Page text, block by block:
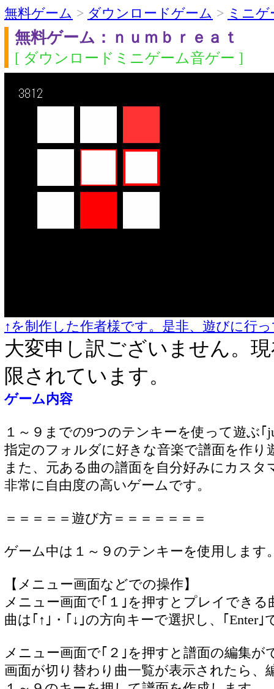
無料ゲーム > ダウンロードゲーム > ミニゲ
無料ゲーム：ｎｕｍｂｒｅａｔ
[ ダウンロードミニゲーム音ゲー ]
↑を制作した作者様です。是非、遊びに行
大変申し訳ございません。
限されています。
ゲーム内容
１～９までの9つのテンキーを使って遊ぶ｢
指定のフォルダに好きな音楽で譜面を作り
また、元ある曲の譜面を自分好みにカス
非常に自由度の高いゲームです。
＝＝＝＝＝遊び方＝＝＝＝＝＝＝
ゲーム中は１～９のテンキーを使用します
【メニュー画面などでの操作】
メニュー画面で｢１｣を押すとプレイでき
曲は｢↑｣・｢↓｣の方向キーで選択し、｢Enter｣
メニュー画面で｢２｣を押すと譜面の編集が
画面が切り替わり曲一覧が表示されたら、